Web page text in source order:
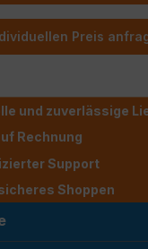
Preis
und zuverlässige
Rechnung
Support
Shoppen